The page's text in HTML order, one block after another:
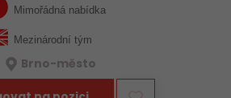
Mimořádná nabídka
Mezinárodní tým
Brno-město